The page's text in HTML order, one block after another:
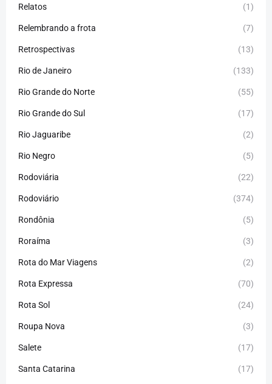
Relatos (1)
Relembrando a frota (7)
Retrospectivas (13)
Rio de Janeiro (133)
Rio Grande do Norte (55)
Rio Grande do Sul (17)
Rio Jaguaribe (2)
Rio Negro (5)
Rodoviária (22)
Rodoviário (374)
Rondônia (5)
Roraíma (3)
Rota do Mar Viagens (2)
Rota Expressa (70)
Rota Sol (24)
Roupa Nova (3)
Salete (17)
Santa Catarina (17)